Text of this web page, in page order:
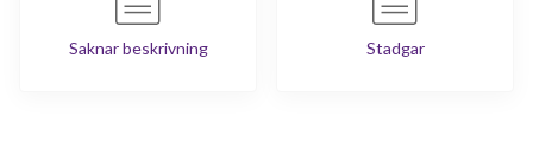
Saknar beskrivning Stadgar